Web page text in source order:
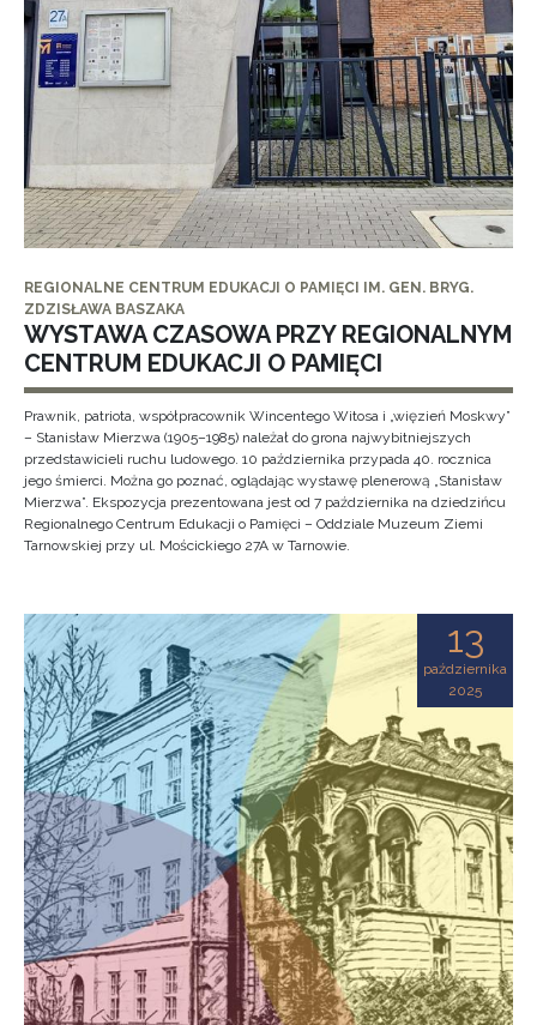
REGIONALNE CENTRUM EDUKACJI O PAMIĘCI IM. GEN. BRYG.
ZDZISŁAWA BASZAKA
WYSTAWA CZASOWA PRZY REGIONALNYM
CENTRUM EDUKACJI O PAMIĘCI
Prawnik, patriota, współpracownik Wincentego Witosa i „więzień Moskwy”
– Stanisław Mierzwa (1905–1985) należał do grona najwybitniejszych
przedstawicieli ruchu ludowego. 10 października przypada 40. rocznica
jego śmierci. Można go poznać, oglądając wystawę plenerową „Stanisław
Mierzwa”. Ekspozycja prezentowana jest od 7 października na dziedzińcu
Regionalnego Centrum Edukacji o Pamięci – Oddziale Muzeum Ziemi
Tarnowskiej przy ul. Mościckiego 27A w Tarnowie.
13
października
2025